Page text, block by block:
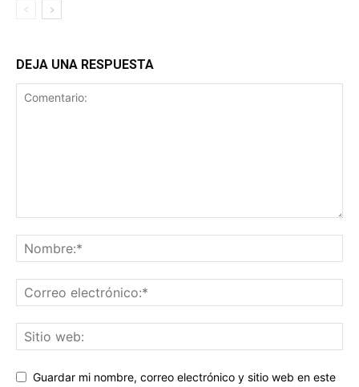
DEJA UNA RESPUESTA
Guardar mi nombre, correo electrónico y sitio web en este